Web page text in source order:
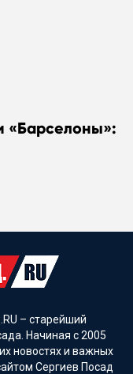
«Барселоны»:
– старейший
Начиная с 2005
новостях и важных
Сергиев Посад